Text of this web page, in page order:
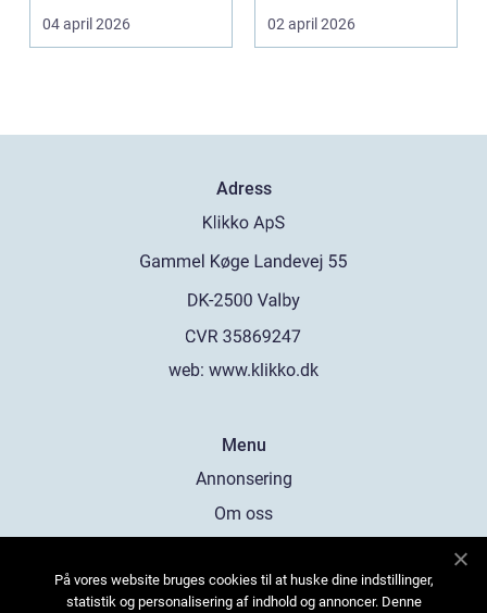
träffa en erfaren
specia...
04 april 2026
minska smärta, f...
02 april 2026
Adress
web: www.klikko.dk
Menu
Annonsering
Om oss
Kontakta oss
På vores website bruges cookies til at huske dine indstillinger,
statistik og personalisering af indhold og annoncer. Denne